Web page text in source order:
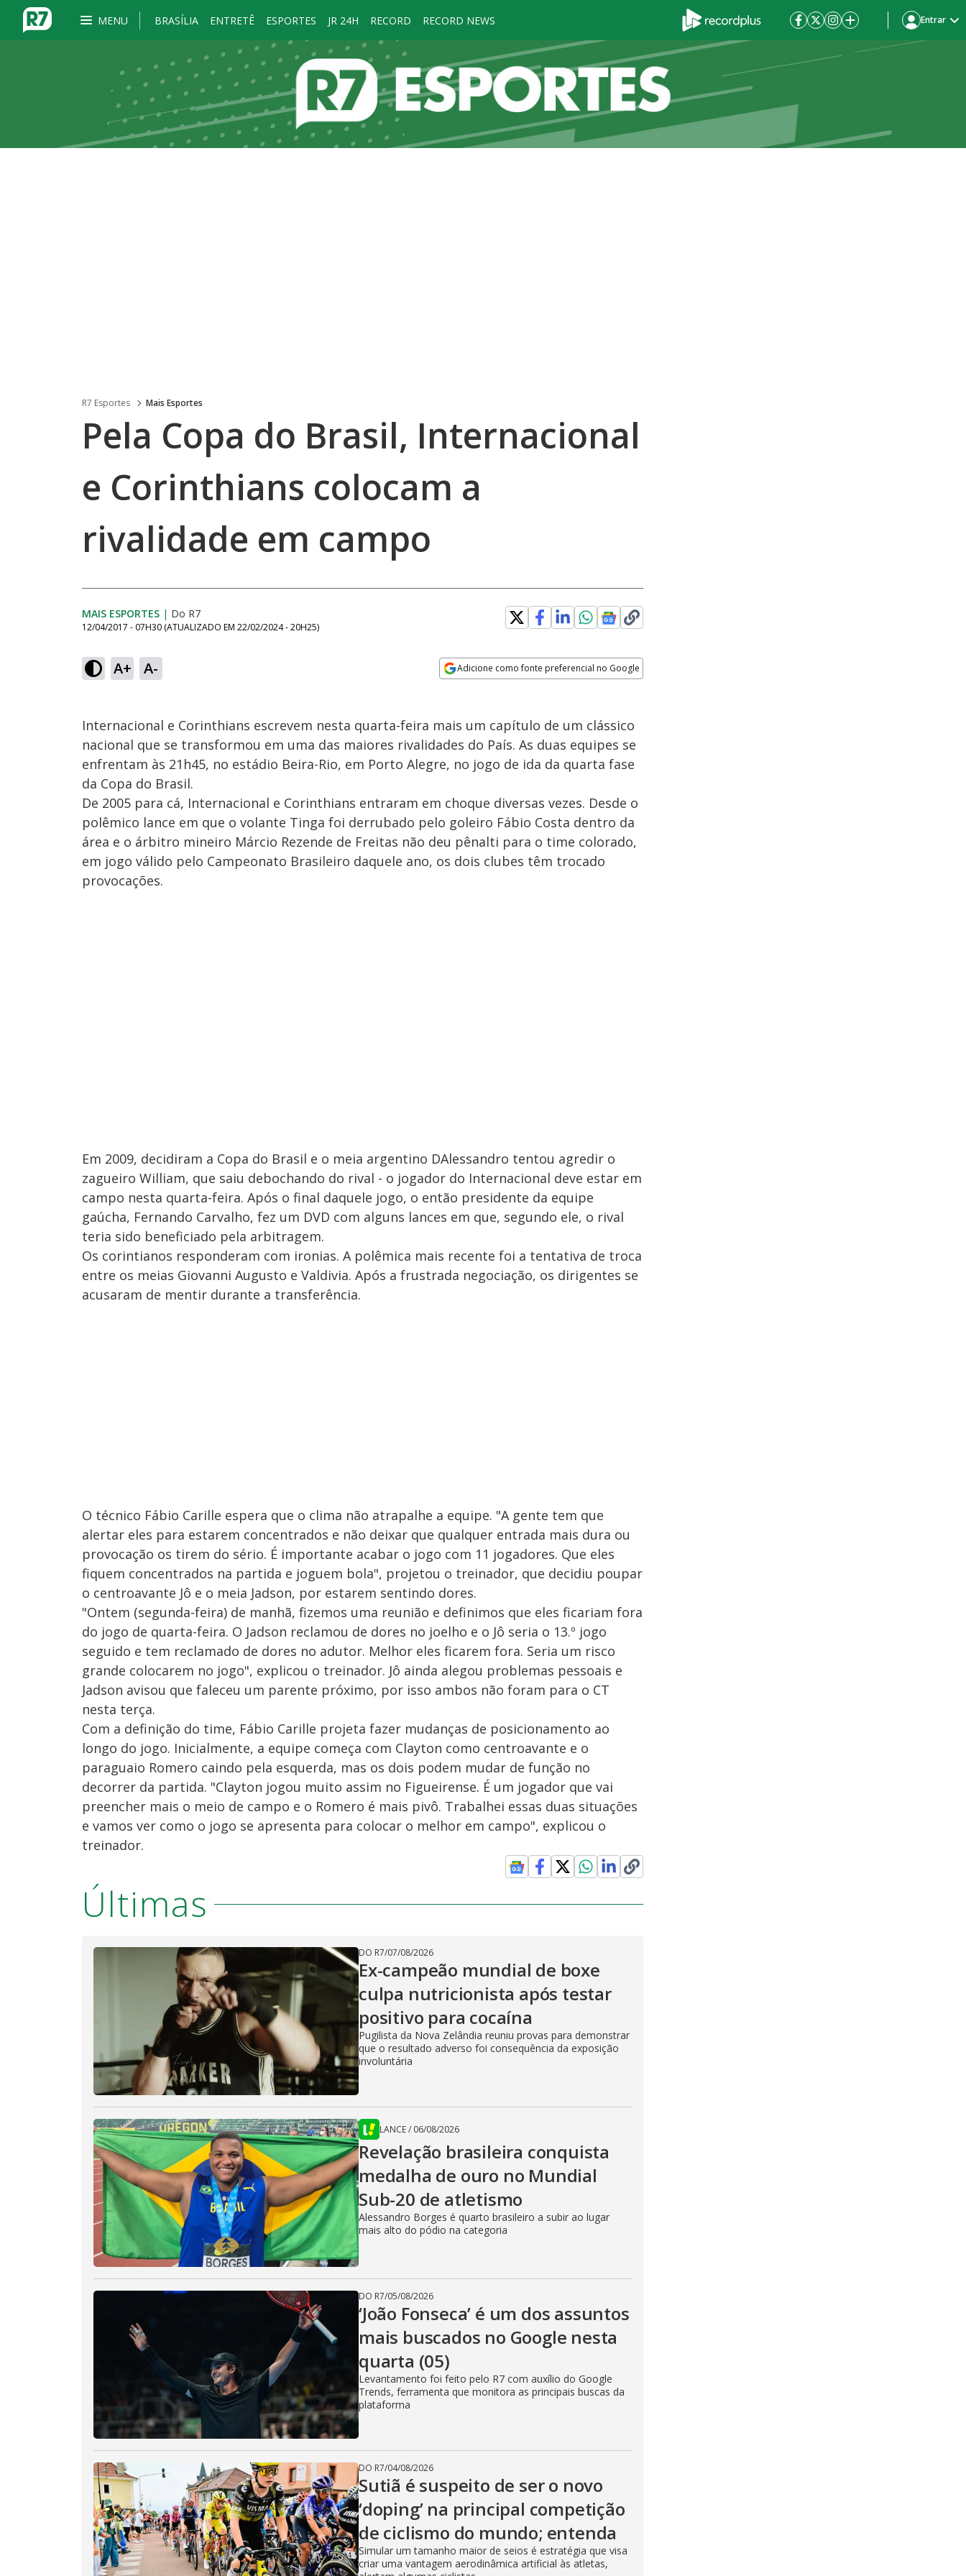
MENU BRASÍLIA ENTRETÊ ESPORTES JR 24H RECORD RECORD NEWS Entrar
R7 Esportes Mais Esportes
Pela Copa do Brasil, Internacional
e Corinthians colocam a
rivalidade em campo
MAIS ESPORTES | Do R7
12/04/2017 - 07H30 (ATUALIZADO EM 22/02/2024 - 20H25)
A+ A- Adicione como fonte preferencial no Google
Internacional e Corinthians escrevem nesta quarta-feira mais um capítulo de um clássico
nacional que se transformou em uma das maiores rivalidades do País. As duas equipes se
enfrentam às 21h45, no estádio Beira-Rio, em Porto Alegre, no jogo de ida da quarta fase
da Copa do Brasil.
De 2005 para cá, Internacional e Corinthians entraram em choque diversas vezes. Desde o
polêmico lance em que o volante Tinga foi derrubado pelo goleiro Fábio Costa dentro da
área e o árbitro mineiro Márcio Rezende de Freitas não deu pênalti para o time colorado,
em jogo válido pelo Campeonato Brasileiro daquele ano, os dois clubes têm trocado
provocações.
Em 2009, decidiram a Copa do Brasil e o meia argentino DAlessandro tentou agredir o
zagueiro William, que saiu debochando do rival - o jogador do Internacional deve estar em
campo nesta quarta-feira. Após o final daquele jogo, o então presidente da equipe
gaúcha, Fernando Carvalho, fez um DVD com alguns lances em que, segundo ele, o rival
teria sido beneficiado pela arbitragem.
Os corintianos responderam com ironias. A polêmica mais recente foi a tentativa de troca
entre os meias Giovanni Augusto e Valdivia. Após a frustrada negociação, os dirigentes se
acusaram de mentir durante a transferência.
O técnico Fábio Carille espera que o clima não atrapalhe a equipe. "A gente tem que
alertar eles para estarem concentrados e não deixar que qualquer entrada mais dura ou
provocação os tirem do sério. É importante acabar o jogo com 11 jogadores. Que eles
fiquem concentrados na partida e joguem bola", projetou o treinador, que decidiu poupar
o centroavante Jô e o meia Jadson, por estarem sentindo dores.
"Ontem (segunda-feira) de manhã, fizemos uma reunião e definimos que eles ficariam fora
do jogo de quarta-feira. O Jadson reclamou de dores no joelho e o Jô seria o 13.º jogo
seguido e tem reclamado de dores no adutor. Melhor eles ficarem fora. Seria um risco
grande colocarem no jogo", explicou o treinador. Jô ainda alegou problemas pessoais e
Jadson avisou que faleceu um parente próximo, por isso ambos não foram para o CT
nesta terça.
Com a definição do time, Fábio Carille projeta fazer mudanças de posicionamento ao
longo do jogo. Inicialmente, a equipe começa com Clayton como centroavante e o
paraguaio Romero caindo pela esquerda, mas os dois podem mudar de função no
decorrer da partida. "Clayton jogou muito assim no Figueirense. É um jogador que vai
preencher mais o meio de campo e o Romero é mais pivô. Trabalhei essas duas situações
e vamos ver como o jogo se apresenta para colocar o melhor em campo", explicou o
treinador.
Últimas
DO R7/07/08/2026
Ex-campeão mundial de boxe
culpa nutricionista após testar
positivo para cocaína
Pugilista da Nova Zelândia reuniu provas para demonstrar
que o resultado adverso foi consequência da exposição
involuntária
LANCE/ 06/08/2026
Revelação brasileira conquista
medalha de ouro no Mundial
Sub-20 de atletismo
Alessandro Borges é quarto brasileiro a subir ao lugar
mais alto do pódio na categoria
DO R7/05/08/2026
‘João Fonseca’ é um dos assuntos
mais buscados no Google nesta
quarta (05)
Levantamento foi feito pelo R7 com auxílio do Google
Trends, ferramenta que monitora as principais buscas da
plataforma
DO R7/04/08/2026
Sutiã é suspeito de ser o novo
‘doping’ na principal competição
de ciclismo do mundo; entenda
Simular um tamanho maior de seios é estratégia que visa
criar uma vantagem aerodinâmica artificial às atletas,